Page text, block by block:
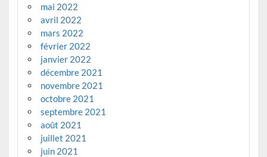
mai 2022
avril 2022
mars 2022
février 2022
janvier 2022
décembre 2021
novembre 2021
octobre 2021
septembre 2021
août 2021
juillet 2021
juin 2021